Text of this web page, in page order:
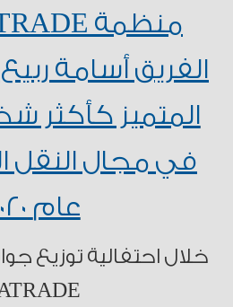
منظمة
الفريق أسامة ربيع
المتميز كأكثر
في مجال النقل
عام
خلال احتفالية توزيع